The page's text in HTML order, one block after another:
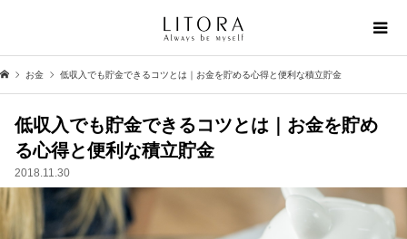
お金 低収入でも貯金できるコツとは｜お金を貯める心得と便利な積立貯金
低収入でも貯金できるコツとは｜お金を貯め
る心得と便利な積立貯金
2018.11.30